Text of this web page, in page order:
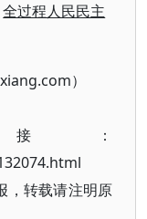
全过程人民民主
）
：
，转载请注明原